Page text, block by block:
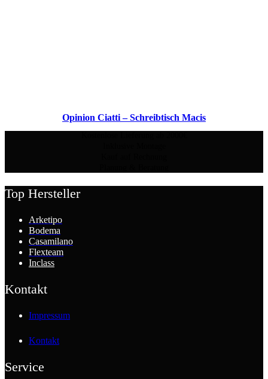
Opinion Ciatti – Schreibtisch Macis
Top Hersteller
Arketipo
Bodema
Casamilano
Flexteam
Inclass
Kontakt
Impressum
Kontakt
Service